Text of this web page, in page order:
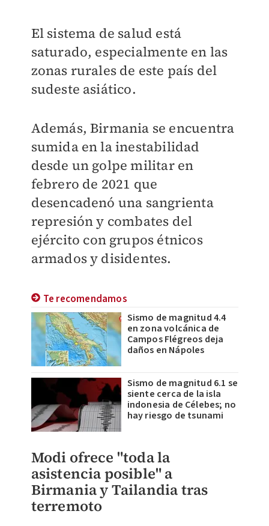
El sistema de salud está
saturado, especialmente en las
zonas rurales de este país del
sudeste asiático.
Además, Birmania se encuentra
sumida en la inestabilidad
desde un golpe militar en
febrero de 2021 que
desencadenó una sangrienta
represión y combates del
ejército con grupos étnicos
armados y disidentes.
Te recomendamos
Sismo de magnitud 4.4
en zona volcánica de
Campos Flégreos deja
daños en Nápoles
Sismo de magnitud 6.1 se
siente cerca de la isla
indonesia de Célebes; no
hay riesgo de tsunami
Modi ofrece "toda la
asistencia posible" a
Birmania y Tailandia tras
terremoto